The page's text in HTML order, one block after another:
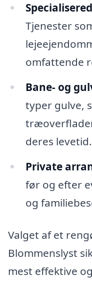
Tjenester
omfattende
Bane- og
typer gulve,
deres levetid.
Private
før og efter
og
Valget af et
Blommenslyst
mest effektive